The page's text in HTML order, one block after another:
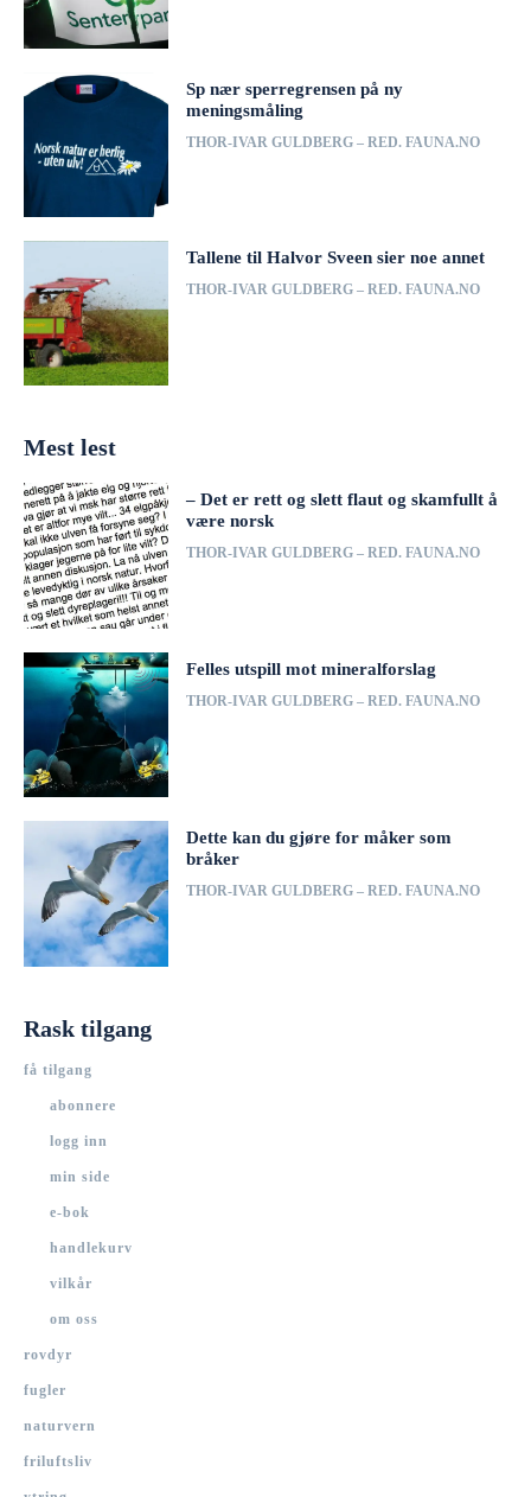
Sp nær sperregrensen på ny
meningsmåling
THOR-IVAR GULDBERG – RED. FAUNA.NO
Tallene til Halvor Sveen sier noe annet
THOR-IVAR GULDBERG – RED. FAUNA.NO
Mest lest
– Det er rett og slett flaut og skamfullt å
være norsk
THOR-IVAR GULDBERG – RED. FAUNA.NO
Felles utspill mot mineralforslag
THOR-IVAR GULDBERG – RED. FAUNA.NO
Dette kan du gjøre for måker som
bråker
THOR-IVAR GULDBERG – RED. FAUNA.NO
Rask tilgang
få tilgang
abonnere
logg inn
min side
e-bok
handlekurv
vilkår
om oss
rovdyr
fugler
naturvern
friluftsliv